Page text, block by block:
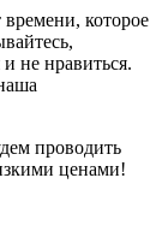
времени, которое
не нравиться.
проводить
ценами!